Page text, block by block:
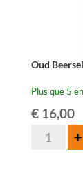
Oud
Plus que 5
€16,00
quantité